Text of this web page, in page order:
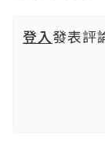
登入發表評